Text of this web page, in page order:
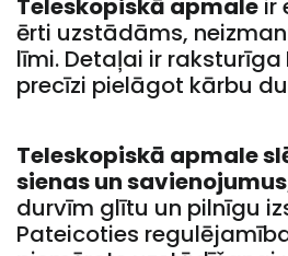
Teleskopiskā apmale ir
ērti uzstādāms,
līmi. Detaļai ir raksturīga
precīzi pielāgot kārbu
Teleskopiskā apmale
sienas un
durvīm glītu un pilnīgu
Pateicoties